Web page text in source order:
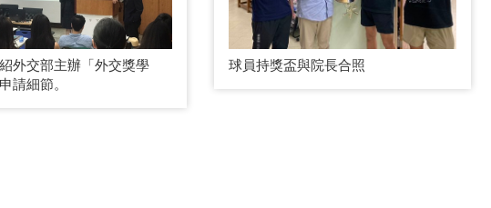
外交部主辦「外交獎學
請細節。
球員持獎盃與院長合照